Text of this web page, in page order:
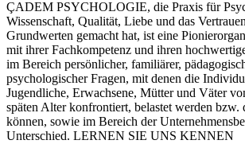
ÇADEM PSYCHOLOGIE, die Praxis für
Wissenschaft, Qualität, Liebe und das
Grundwerten gemacht hat, ist eine
mit ihrer Fachkompetenz und ihren
im Bereich persönlicher, familiärer,
psychologischer Fragen, mit denen die
Jugendliche, Erwachsene, Mütter und Väter
späten Alter konfrontiert, belastet werden bzw.
können, sowie im Bereich der
Unterschied. LERNEN SIE UNS KENNEN